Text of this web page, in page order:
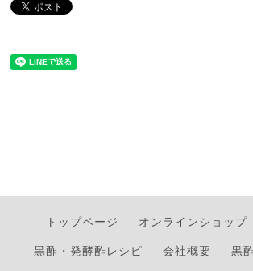
トップページ オンラインショップ
黒酢・発酵酢レシピ 会社概要 黒